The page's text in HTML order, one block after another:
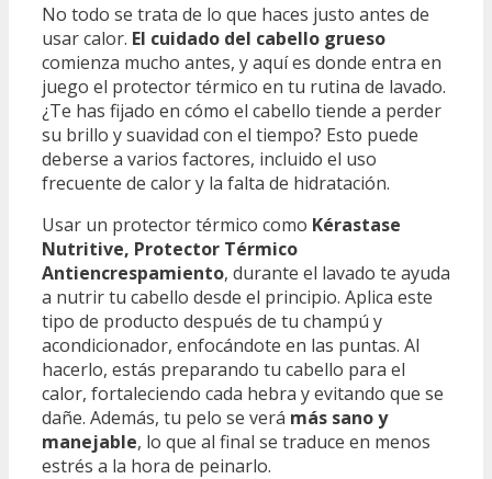
No todo se trata de lo que haces justo antes de
usar calor. El cuidado del cabello grueso
comienza mucho antes, y aquí es donde entra en
juego el protector térmico en tu rutina de lavado.
¿Te has fijado en cómo el cabello tiende a perder
su brillo y suavidad con el tiempo? Esto puede
deberse a varios factores, incluido el uso
frecuente de calor y la falta de hidratación.
Usar un protector térmico como Kérastase
Nutritive, Protector Térmico
Antiencrespamiento, durante el lavado te ayuda
a nutrir tu cabello desde el principio. Aplica este
tipo de producto después de tu champú y
acondicionador, enfocándote en las puntas. Al
hacerlo, estás preparando tu cabello para el
calor, fortaleciendo cada hebra y evitando que se
dañe. Además, tu pelo se verá más sano y
manejable, lo que al final se traduce en menos
estrés a la hora de peinarlo.